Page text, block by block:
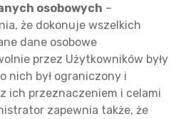
osobowych –
że dokonuje wszelkich
dane osobowe
przez Użytkowników były
nich był ograniczony i
ich przeznaczeniem i celami
zapewnia także, że